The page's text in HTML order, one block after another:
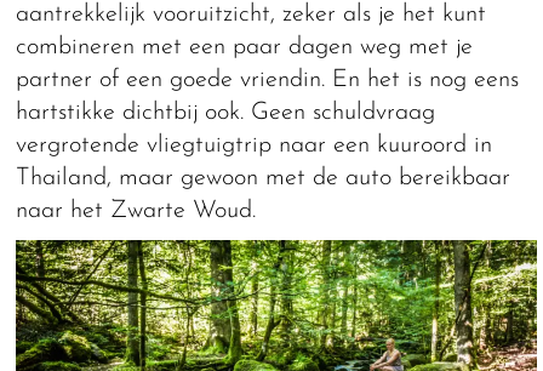
aantrekkelijk vooruitzicht, zeker als je het kunt
combineren met een paar dagen weg met je
partner of een goede vriendin. En het is nog eens
hartstikke dichtbij ook. Geen schuldvraag
vergrotende vliegtuigtrip naar een kuuroord in
Thailand, maar gewoon met de auto bereikbaar
naar het Zwarte Woud.